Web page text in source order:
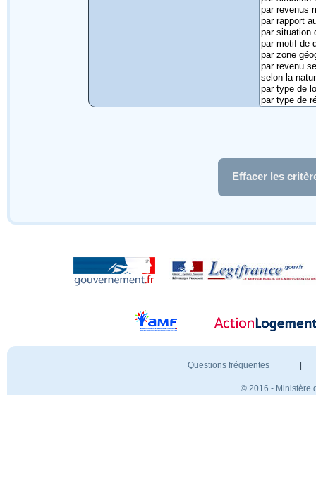
Effacer les
Questions fréquentes
© 2016 - Ministère